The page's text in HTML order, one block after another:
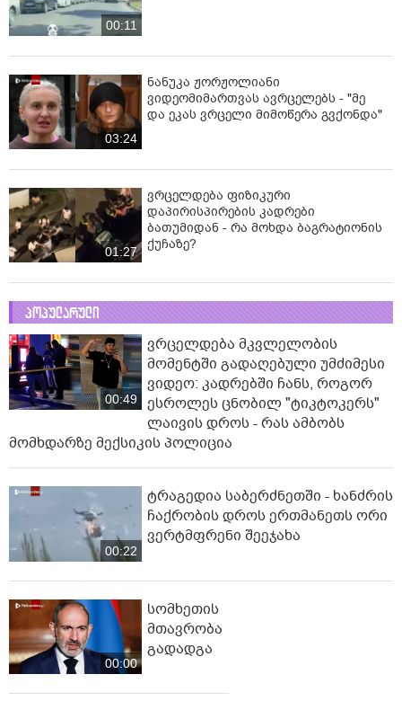
00:11
03:24
ნანუკა ჟორჟოლიანი
ვიდეომიმართვას ავრცელებს - "მე
და ეკას ვრცელი მიმოწერა გვქონდა"
01:27
ვრცელდება ფიზიკური
დაპირისპირების კადრები
ბათუმიდან - რა მოხდა ბაგრატიონის
ქუჩაზე?
პოპულარული
00:49
ვრცელდება მკვლელობის
მომენტში გადაღებული უმძიმესი
ვიდეო: კადრებში ჩანს, როგორ
ესროლეს ცნობილ "ტიკტოკერს"
ლაივის დროს - რას ამბობს
მომხდარზე მექსიკის პოლიცია
00:22
ტრაგედია საბერძნეთში - ხანძრის
ჩაქრობის დროს ერთმანეთს ორი
ვერტმფრენი შეეჯახა
00:00
სომხეთის
მთავრობა
გადადგა